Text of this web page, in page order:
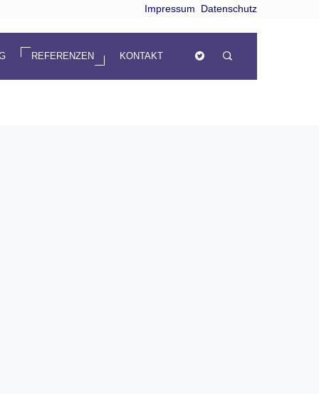
Impressum Datenschutz
REFERENZEN KONTAKT